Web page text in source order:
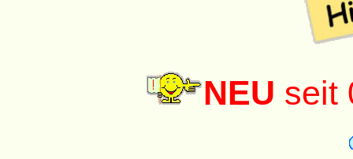
NEU seit